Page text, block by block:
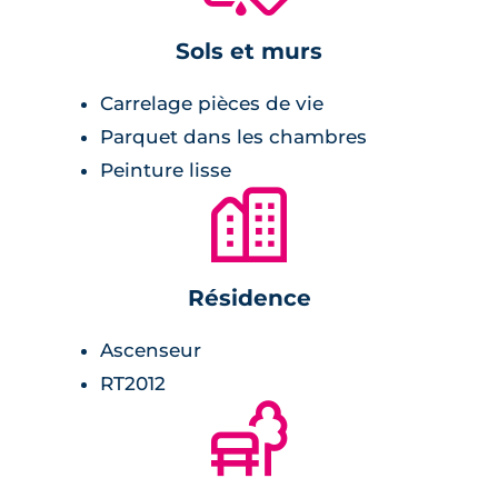
volets roulants électriques,
peinture lisse blanche,
double vitrage et menuiserie anthracite.
Salle de bains :
meuble vasque avec miroir et bandeau
robinetterie type mitigeur,
receveur de douche extra-plat.
Sols et murs
Carrelage pièces de vie
Parquet dans les chambres
Peinture lisse
🏙
Résidence
Ascenseur
RT2012
🌲